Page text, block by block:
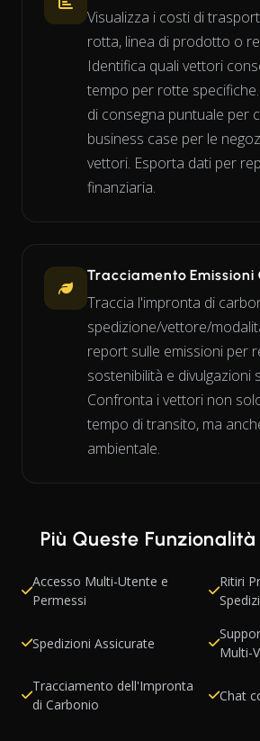
Visualizza i costi di
rotta, linea di prodotto o
Identifica quali vettori
tempo per rotte
di consegna puntuale per
business case per le
vettori. Esporta dati per
finanziaria.
Tracciamento Emissioni
Traccia l'impronta di
spedizione/vettore/
report sulle emissioni per
sostenibilità e divulgazioni
Confronta i vettori non
tempo di transito, ma
ambientale.
Più Queste
Accesso Multi-Utente e
Permessi
Ritiri
Spedizioni Assicurate
Multi-
Tracciamento dell'Impronta
di Carbonio
Chat